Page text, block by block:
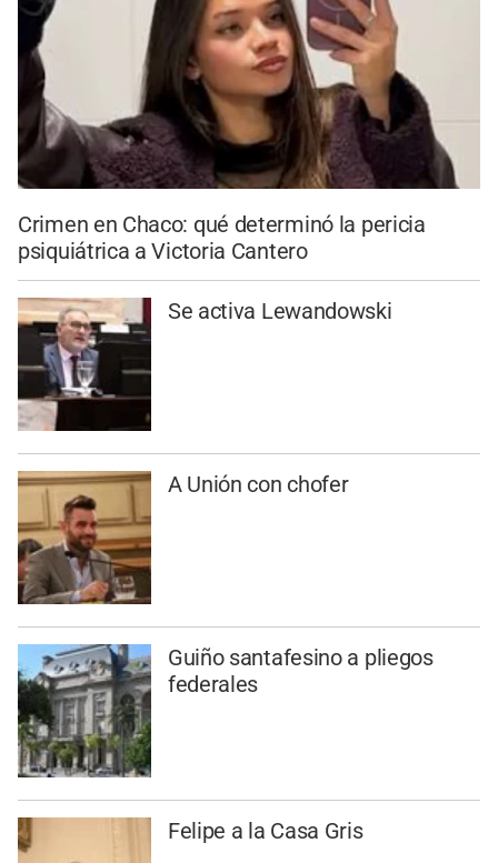
Crimen en Chaco: qué determinó la pericia
psiquiátrica a Victoria Cantero
Se activa Lewandowski
A Unión con chofer
Guiño santafesino a pliegos
federales
Felipe a la Casa Gris